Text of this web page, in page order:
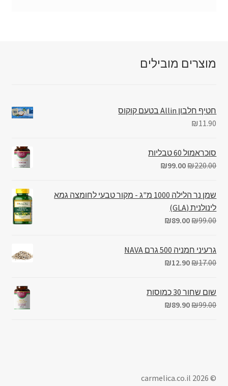
מוצרים מובילים
חטיף חלבון Allin בטעם קוקוס
₪11.90
סוכראמול 60 טבליות
₪220.00
₪99.00
שמן נר הלילה 1000 מ"ג - מקור טבעי לחומצה גמא
לינולנית (GLA)
₪99.00
₪89.00
גרעיני חמניה 500 גרם NAVA
₪17.00
₪12.90
שום שחור 30 כמוסות
₪99.00
₪89.90
© carmelica.co.il 2026